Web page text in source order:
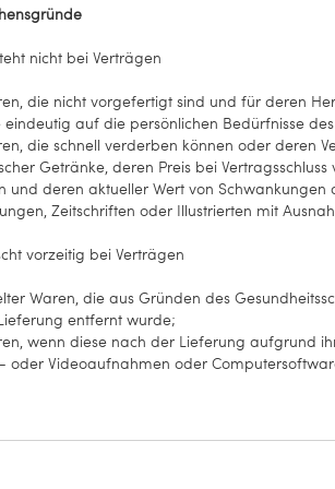
nicht bei Verträgen
die nicht vorgefertigt sind und für deren
auf die persönlichen Bedürfnisse
die schnell verderben können oder deren
Getränke, deren Preis bei
und deren aktueller Wert von
Zeitschriften oder Illustrierten mit
vorzeitig bei Verträgen
Waren, die aus Gründen des
entfernt wurde;
wenn diese nach der Lieferung aufgrund
oder Videoaufnahmen oder